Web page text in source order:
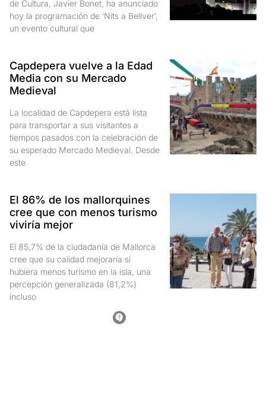
de Cultura, Javier Bonet, ha anunciado
hoy la programación de ‘Nits a Bellver’,
un evento cultural que
Capdepera vuelve a la Edad
Media con su Mercado
Medieval
La localidad de Capdepera está lista
para transportar a sus visitantes a
tiempos pasados con la celebración de
su esperado Mercado Medieval. Desde
este
El 86% de los mallorquines
cree que con menos turismo
viviría mejor
El 85,7% de la ciudadanía de Mallorca
cree que su calidad mejoraría si
hubiera menos turismo en la isla, una
percepción generalizada (81,2%)
incluso